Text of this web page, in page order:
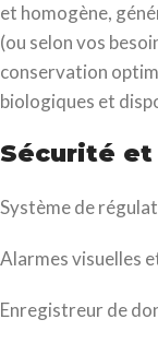
et homogène,
(ou selon vos
conservation
biologiques et
Sécurité
Système de
Alarmes visuelles
Enregistreur de